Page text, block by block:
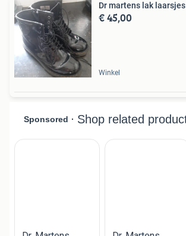
Dr martens lak laarsjes
€ 45,00
Winkel